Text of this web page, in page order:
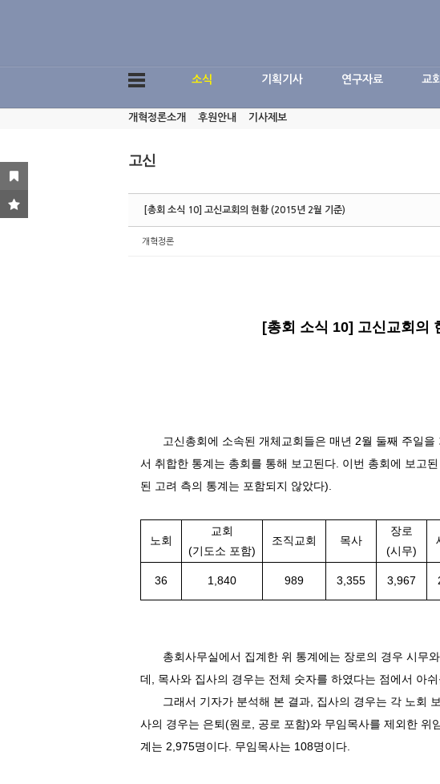
소식 기획기사 연구자료 교
개혁정론소개 후원안내 기사제보
고신
[총회 소식 10] 고신교회의 현황 (2015년 2월 기준)
개혁정론
[총회 소식 10] 고신교회의
고신총회에 소속된 개체교회들은 매년 2월 둘째 주일을
서 취합한 통계는 총회를 통해 보고된다. 이번 총회에 보고
된 고려 측의 통계는 포함되지 않았다).
노회
교회
(기도소 포함)
조직교회 목사
장로
(시무)
36 1,840 989 3,355 3,967
총회사무실에서 집계한 위 통계에는 장로의 경우 시무와
데
목사와 집사의 경우는 전체 숫자를 하였다는 점에서 아
그래서 기자가 분석해 본 결과, 집사의 경우는 각 노회
사의 경우는 은퇴(원로 공로 포함)와 무임목사를 제외한 위
계는 2,975명이다. 무임목사는 108명이다.
Sketchbook5, 스케치북5
Sketchbook5, 스케치북5